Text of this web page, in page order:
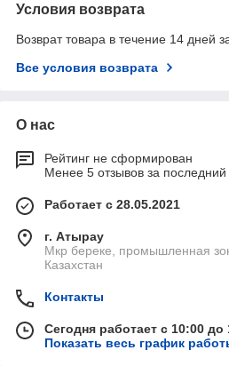
Условия возврата
Возврат товара в течение 14 дней
Все условия возврата
О нас
Рейтинг не сформирован
Менее 5 отзывов за последний
Работает с 28.05.2021
г. Атырау
Мкр береке, промышленная
Казахстан
Контакты
Сегодня работает с 10:00 до
Показать весь график